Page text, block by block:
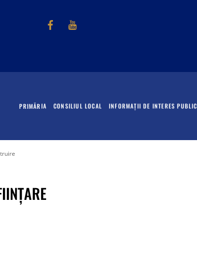
Facebook
PRIMĂRIA CONSILIUL LOCAL INFORMAȚII DE INTERES PUBLIC